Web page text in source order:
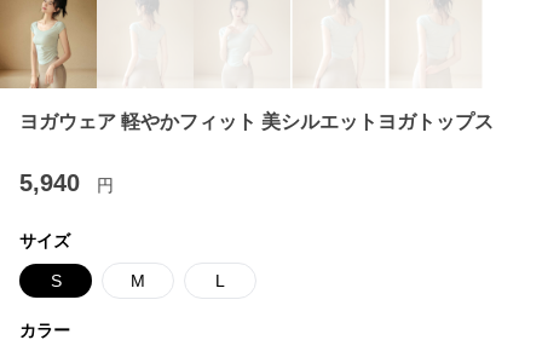
ヨガウェア 軽やかフィット 美シルエットヨガトップス
5,940 円
サイズ
S M L
カラー